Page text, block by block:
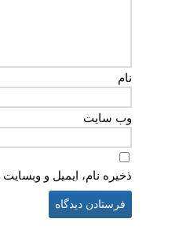
نام
وب‌ سایت
ذخیره نام، ایمیل و